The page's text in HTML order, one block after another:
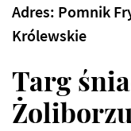
Adres: Pomnik
Królewskie
Targ
Żoliborzu